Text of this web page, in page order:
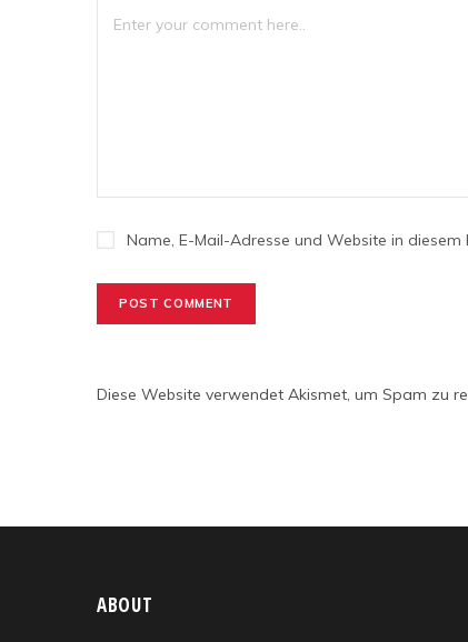
Name, E-Mail-Adresse und Website in
Diese Website verwendet Akismet, um Spam zu
ABOUT